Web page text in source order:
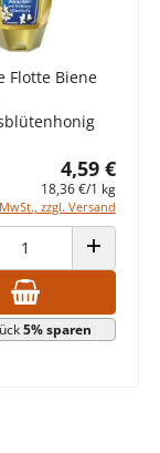
Flotte Biene
4,59 €
18,36 €/1 kg
zzgl. Versand
VERRINGERN ANZAHL
5% sparen